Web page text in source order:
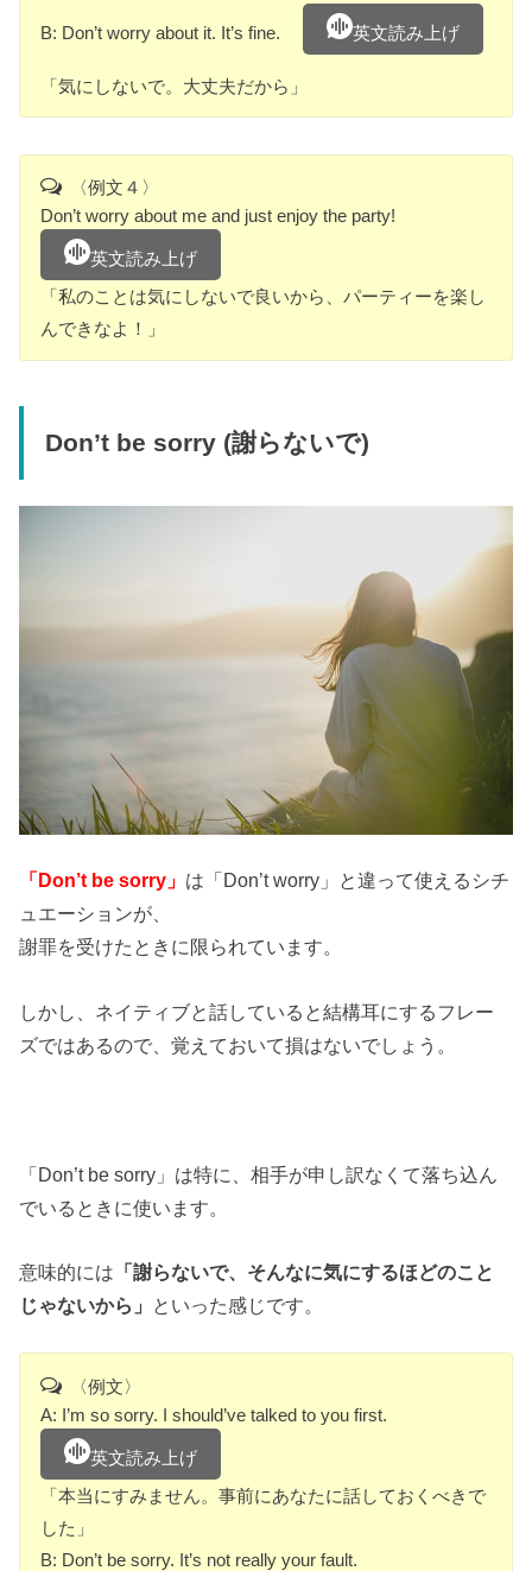
B: Don’t worry about it. It’s fine. 英文読み上げ
「気にしないで。大丈夫だから」
〈例文４〉
Don’t worry about me and just enjoy the party!
英文読み上げ
「私のことは気にしないで良いから、パーティーを楽し
んできなよ！」
Don’t be sorry (謝らないで)
「Don’t be sorry」 は「Don’t worry」と違って使えるシチ
ュエーションが、
謝罪を受けたときに限られています。
しかし、ネイティブと話していると結構耳にするフレー
ズではあるので、覚えておいて損はないでしょう。
「Don’t be sorry」は特に、相手が申し訳なくて落ち込ん
でいるときに使います。
意味的には 「謝らないで、そんなに気にするほどのこと
じゃないから」 といった感じです。
〈例文〉
A: I’m so sorry. I should’ve talked to you first.
英文読み上げ
「本当にすみません。事前にあなたに話しておくべきで
した」
B: Don’t be sorry. It’s not really your fault.